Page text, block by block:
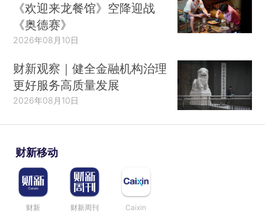
《欢迎来龙餐馆》空降迎战
《奥德赛》
2026年08月10日
财新观察｜健全金融机构治理
更好服务高质量发展
2026年08月10日
财新移动
财新 财新周刊 Caixin